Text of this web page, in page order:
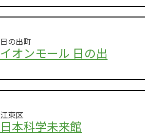
日の出町
イオンモール 日の出
江東区
日本科学未来館